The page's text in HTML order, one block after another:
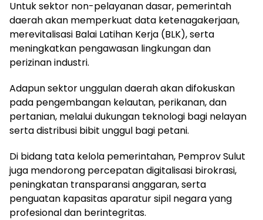
Untuk sektor non-pelayanan dasar, pemerintah
daerah akan memperkuat data ketenagakerjaan,
merevitalisasi Balai Latihan Kerja (BLK), serta
meningkatkan pengawasan lingkungan dan
perizinan industri.
Adapun sektor unggulan daerah akan difokuskan
pada pengembangan kelautan, perikanan, dan
pertanian, melalui dukungan teknologi bagi nelayan
serta distribusi bibit unggul bagi petani.
Di bidang tata kelola pemerintahan, Pemprov Sulut
juga mendorong percepatan digitalisasi birokrasi,
peningkatan transparansi anggaran, serta
penguatan kapasitas aparatur sipil negara yang
profesional dan berintegritas.